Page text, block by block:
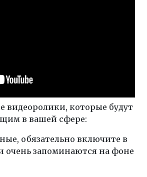
видеоролики, которые будут
в вашей сфере:
обязательно включите в
очень запоминаются на фоне